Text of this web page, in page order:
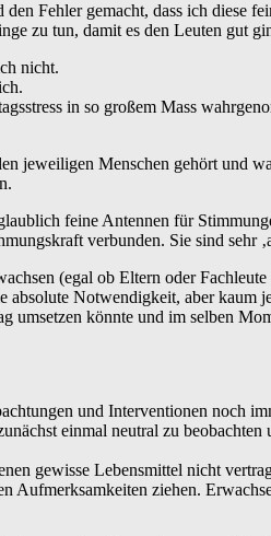
Fehler gemacht, dass ich diese
zu tun, damit es den Leuten gut
nicht.
in so großem Mass
jeweiligen Menschen gehört und
feine Antennen für
verbunden. Sie sind sehr
(egal ob Eltern oder
absolute Notwendigkeit, aber kaum
könnte und im selben
und Interventionen noch
einmal neutral zu beobachten
gewisse Lebensmittel nicht
Aufmerksamkeiten ziehen.